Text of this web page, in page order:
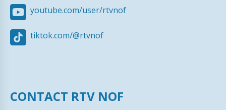
youtube.com/user/rtvnof
tiktok.com/@rtvnof
CONTACT RTV NOF